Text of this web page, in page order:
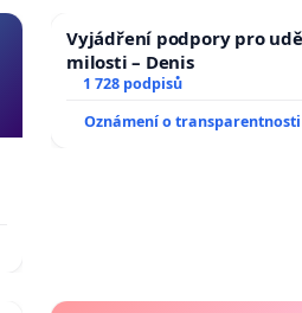
Vyjádření podpory pro
milosti – Denis
1 728 podpisů
Oznámení o transparentnosti